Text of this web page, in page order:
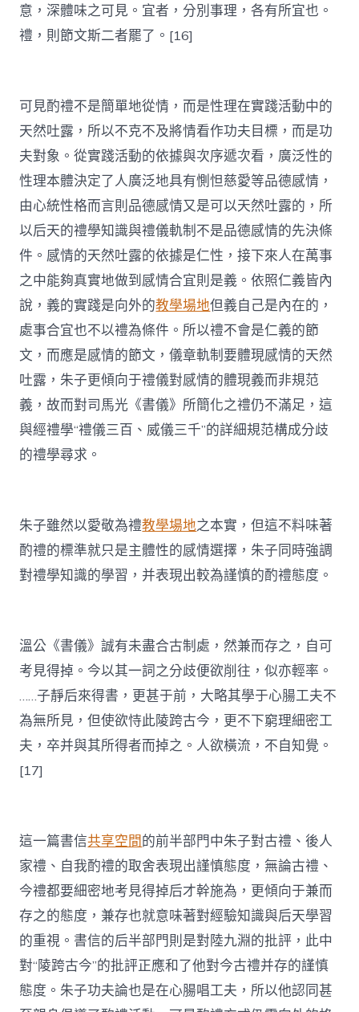
意，深體味之可見。宜者，分別事理，各有所宜也。
禮，則節文斯二者罷了。[16]
可見酌禮不是簡單地從情，而是性理在實踐活動中的
天然吐露，所以不克不及將情看作功夫目標，而是功
夫對象。從實踐活動的依據與次序遞次看，廣泛性的
性理本體決定了人廣泛地具有惻怛慈愛等品德感情，
由心統性格而言則品德感情又是可以天然吐露的，所
以后天的禮學知識與禮儀軌制不是品德感情的先決條
件。感情的天然吐露的依據是仁性，接下來人在萬事
之中能夠真實地做到感情合宜則是義。依照仁義皆內
說，義的實踐是向外的教學場地但義自己是內在的，
處事合宜也不以禮為條件。所以禮不會是仁義的節
文，而應是感情的節文，儀章軌制要體現感情的天然
吐露，朱子更傾向于禮儀對感情的體現義而非規范
義，故而對司馬光《書儀》所簡化之禮仍不滿足，這
與經禮學“禮儀三百、威儀三千”的詳細規范構成分歧
的禮學尋求。
朱子雖然以愛敬為禮教學場地之本實，但這不料味著
酌禮的標準就只是主體性的感情選擇，朱子同時強調
對禮學知識的學習，并表現出較為謹慎的酌禮態度。
溫公《書儀》誠有未盡合古制處，然兼而存之，自可
考見得掉。今以其一詞之分歧便欲削往，似亦輕率。
……子靜后來得書，更甚于前，大略其學于心腸工夫不
為無所見，但使欲恃此陵跨古今，更不下窮理細密工
夫，卒并與其所得者而掉之。人欲橫流，不自知覺。
[17]
這一篇書信共享空間的前半部門中朱子對古禮、後人
家禮、自我酌禮的取舍表現出謹慎態度，無論古禮、
今禮都要細密地考見得掉后才幹施為，更傾向于兼而
存之的態度，兼存也就意味著對經驗知識與后天學習
的重視。書信的后半部門則是對陸九淵的批評，此中
對“陵跨古今”的批評正應和了他對今古禮并存的謹慎
態度。朱子功夫論也是在心腸唱工夫，所以他認同甚